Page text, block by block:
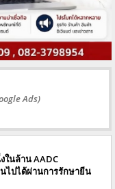
Ads)
ในล้าน AADC
ไปได้ผ่านการรักษายีน